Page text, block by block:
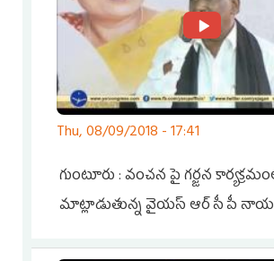
Thu, 08/09/2018 - 17:41
గుంటూరు : వంచన పై గర్జన
మాట్లాడుతున్న వైయస్ ఆర్ సీ పీ